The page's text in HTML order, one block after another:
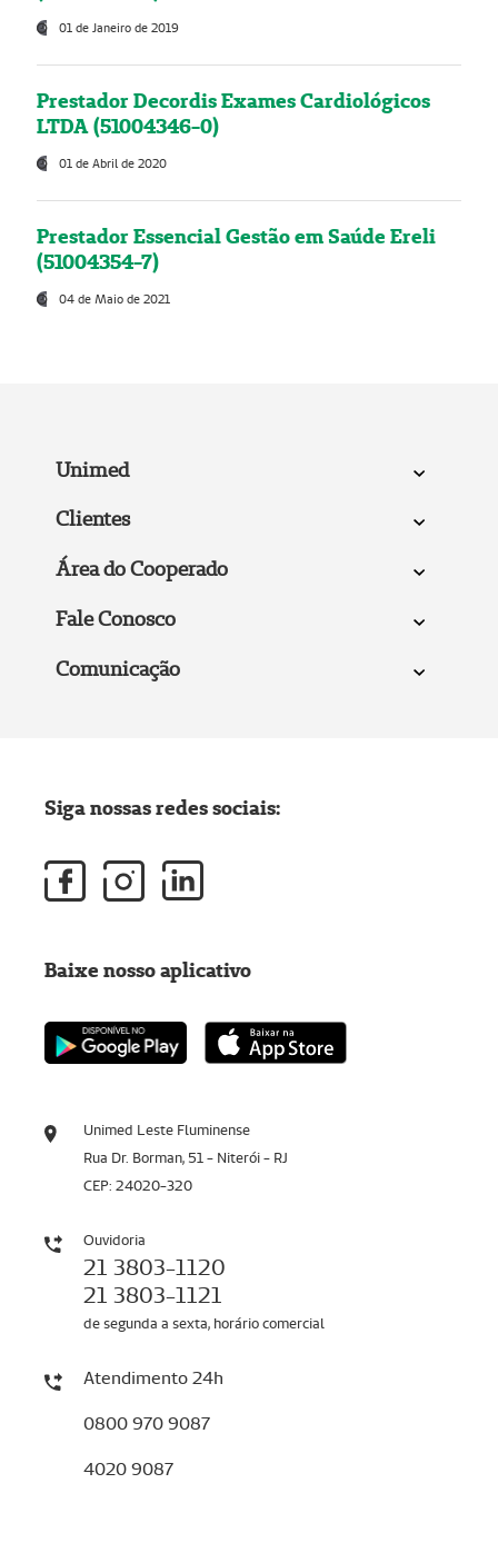
01 de Janeiro de 2019
Prestador Decordis Exames Cardiológicos
LTDA (51004346-0)
01 de Abril de 2020
Prestador Essencial Gestão em Saúde Ereli
(51004354-7)
04 de Maio de 2021
Unimed
Clientes
Área do Cooperado
Fale Conosco
Comunicação
Unimed Leste Fluminense
Rua Dr. Borman, 51 - Niterói - RJ
CEP: 24020-320
Ouvidoria
21 3803-1120
21 3803-1121
de segunda a sexta, horário comercial
Atendimento 24h
0800 970 9087
4020 9087
Siga nossas redes sociais:
Baixe nosso aplicativo